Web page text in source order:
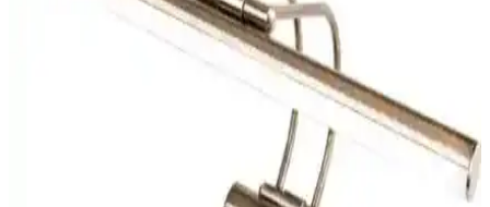
Banyo Duvar Aydınlatması Seçenekleri ve
Banyo aydınlatması, estetik ve fonksiyonelliği bir arada sunar. Suya
dayanıklı, enerji tasarruflu LED modeller ve modern tasarımlarla
Modern Aydınlatma Çözümleri Karşılaştırması:
Akbudak ve Burenze Ürünleri Analizi